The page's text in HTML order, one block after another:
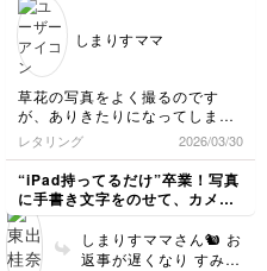
1ページのような仕上が
してぐっと魅力が増して
いて、私もとてもうれし
かったです！ 文字のレ
イアウトも、少し変える
だけで印象が大きく変わ
るので、ぜひその日の写
真に合わせていろいろ試
してみてくださいね👍🏻
しまりすママ
草花の写真をよく撮るのです
が、ありきたりになってしまう
のが悩みでした。
文字が入ると一気に個性がで
て、作品としての完成度も上が
って感激しました！
レタリング 2026/03/30
“iPad持ってるだけ”卒業！写真
に手書き文字をのせて、カメラ
ロールが「アルバム」に変わる
デジタル文字講座しまりすママさん🐿️ お
返事が遅くなり すみま